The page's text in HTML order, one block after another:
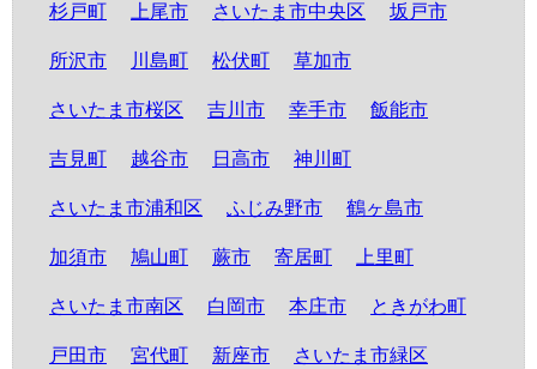
杉戸町 上尾市 さいたま市中央区 坂戸市
所沢市 川島町 松伏町 草加市
さいたま市桜区 吉川市 幸手市 飯能市
吉見町 越谷市 日高市 神川町
さいたま市浦和区 ふじみ野市 鶴ヶ島市
加須市 鳩山町 蕨市 寄居町 上里町
さいたま市南区 白岡市 本庄市 ときがわ町
戸田市 宮代町 新座市 さいたま市緑区